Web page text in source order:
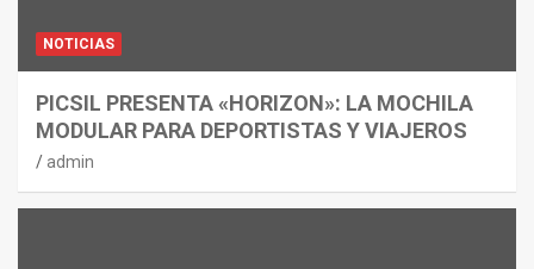
NOTICIAS
PICSIL PRESENTA «HORIZON»: LA MOCHILA
MODULAR PARA DEPORTISTAS Y VIAJEROS
admin